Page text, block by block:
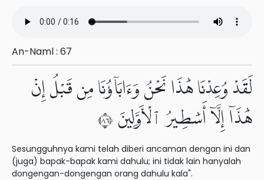
An-Naml : 67
لَقَدْ وُعِدْنَا هَٰذَا نَحْنُ وَءَابَآؤُنَا مِن قَبْلُ إِنْ
هَٰذَآ إِلَّآ أَسَٰطِيرُ ٱلْأَوَّلِينَ ٦٨
Sesungguhnya kami telah diberi ancaman dengan ini dan
(juga) bapak-bapak kami dahulu; ini tidak lain hanyalah
dongengan-dongengan orang dahulu kala".